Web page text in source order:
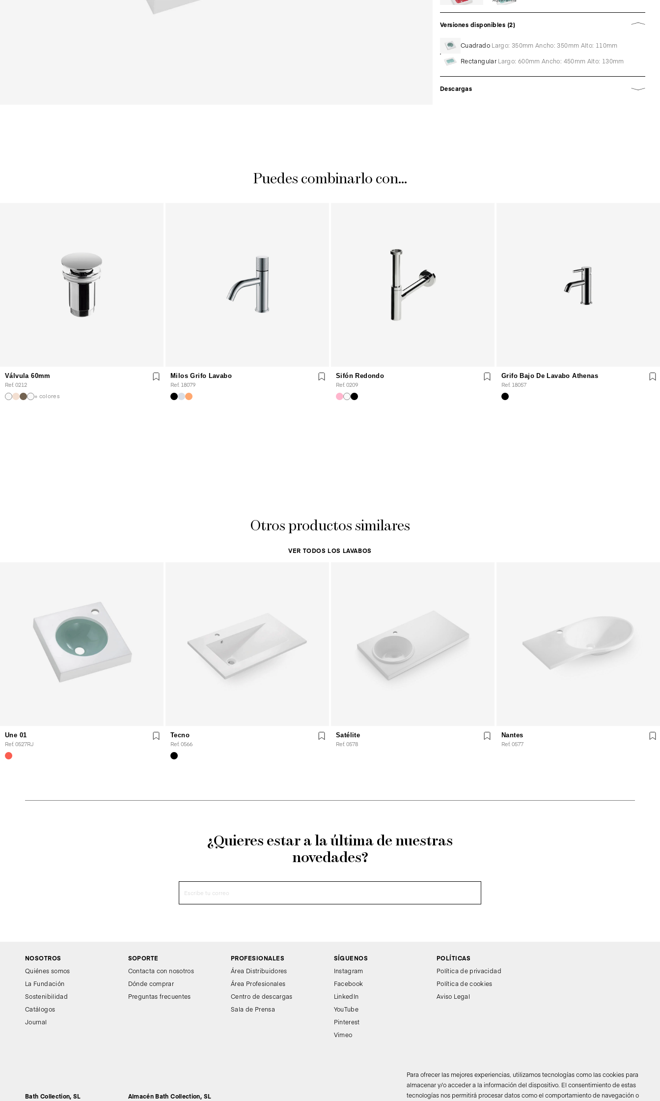
Para ofrecer las mejores experiencias, utilizamos tecnologías como las cookies para
almacenar y/o acceder a la información del dispositivo. El consentimiento de estas
tecnologías nos permitirá procesar datos como el comportamiento de navegación o
Versiones disponibles (2)
Cuadrado Largo: 350mm Ancho: 350mm Alto: 110mm
Rectangular Largo: 600mm Ancho: 450mm Alto: 130mm
Descargas
Puedes combinarlo con...
Válvula 60mm
Ref. 0212
+ colores
Milos Grifo Lavabo
Ref. 18079
Sifón Redondo
Ref. 0209
Grifo Bajo De Lavabo Athenas
Ref. 18057
Otros productos similares
VER TODOS LOS LAVABOS
Une 01
Ref. 0527RJ
Tecno
Ref. 0566
Satélite
Ref. 0578
Nantes
Ref. 0577
¿Quieres estar a la última de nuestras
novedades?
NOSOTROS
Quiénes somos
La Fundación
Sostenibilidad
Catálogos
Journal
SOPORTE
Contacta con nosotros
Dónde comprar
Preguntas frecuentes
PROFESIONALES
Área Distribuidores
Área Profesionales
Centro de descargas
Sala de Prensa
SÍGUENOS
Instagram
Facebook
LinkedIn
YouTube
Pinterest
Vimeo
POLÍTICAS
Política de privacidad
Política de cookies
Aviso Legal
Bath Collection, SL Almacén Bath Collection, SL